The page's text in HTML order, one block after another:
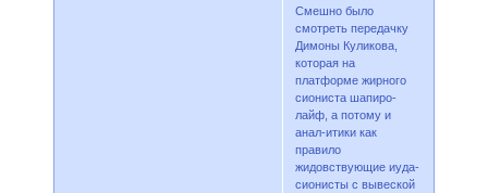
Смешно было
смотреть передачку
Димоны Куликова,
которая на
платформе жирного
сиониста шапиро-
лайф, а потому и
анал-итики как
правило
жидовствующие иуда-
сионисты с вывеской